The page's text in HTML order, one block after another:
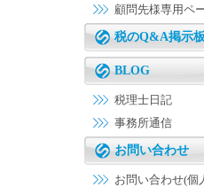
顧問先様専用ペ
税のQ&A掲示
BLOG
税理士日記
事務所通信
お問い合わせ
お問い合わせ(個